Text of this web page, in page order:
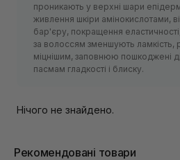
проникають у верхні шари
живлення шкіри амінокислотами,
бар'єру, покращення
за волоссям зменшують ламкість,
міцнішим, заповнюю пошкоджені
пасмам гладкості і блиску.
Нічого не знайдено.
Рекомендовані товари